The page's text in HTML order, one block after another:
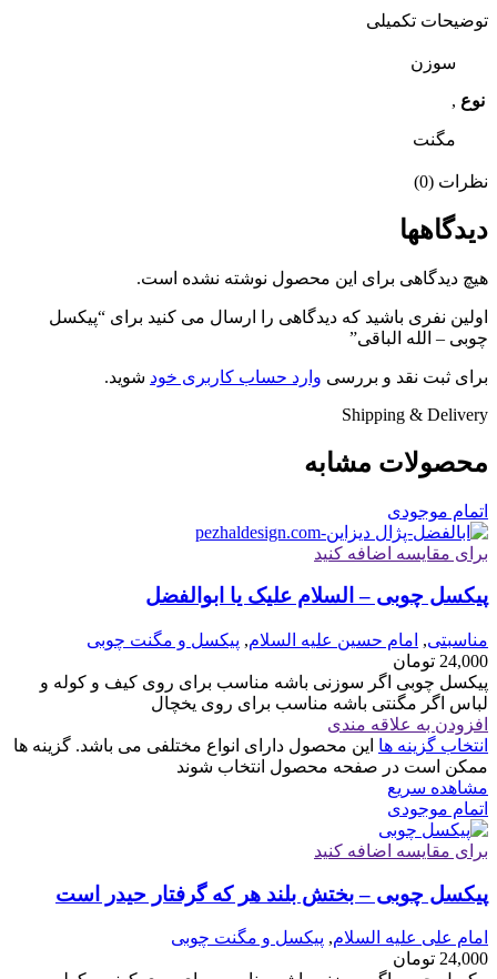
توضیحات تکمیلی
نوع
سوزن
,
مگنت
نظرات (0)
دیدگاهها
هیچ دیدگاهی برای این محصول نوشته نشده است.
اولین نفری باشید که دیدگاهی را ارسال می کنید برای “پیکسل
چوبی – الله الباقی”
برای ثبت نقد و بررسی وارد حساب کاربری خود شوید.
Shipping & Delivery
محصولات مشابه
اتمام موجودی
برای مقایسه اضافه کنید
پیکسل چوبی – السلام علیک یا ابوالفضل
مناسبتی, امام حسین علیه السلام, پیکسل و مگنت چوبی
24,000 تومان
پیکسل چوبی اگر سوزنی باشه مناسب برای روی کیف و کوله و
لباس اگر مگنتی باشه مناسب برای روی یخچال
افزودن به علاقه مندی
انتخاب گزینه ها این محصول دارای انواع مختلفی می باشد. گزینه ها
ممکن است در صفحه محصول انتخاب شوند
مشاهده سریع
اتمام موجودی
برای مقایسه اضافه کنید
پیکسل چوبی – بختش بلند هر که گرفتار حیدر است
امام علی علیه السلام, پیکسل و مگنت چوبی
24,000 تومان